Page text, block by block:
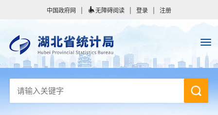
中国政府网 无障碍阅读 登录 注册